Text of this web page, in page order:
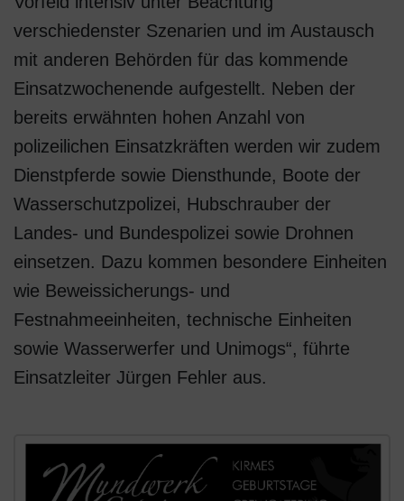
verschiedenster Szenarien und im Austausch
mit anderen Behörden für das kommende
Einsatzwochenende aufgestellt. Neben der
bereits erwähnten hohen Anzahl von
polizeilichen Einsatzkräften werden wir zudem
Dienstpferde sowie Diensthunde, Boote der
Wasserschutzpolizei, Hubschrauber der
Landes- und Bundespolizei sowie Drohnen
einsetzen. Dazu kommen besondere Einheiten
wie Beweissicherungs- und
Festnahmeeinheiten, technische Einheiten
sowie Wasserwerfer und Unimogs“, führte
Einsatzleiter Jürgen Fehler aus.